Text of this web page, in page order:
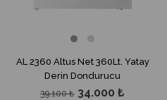
AL 2360 Altus Net 360Lt. Yatay
Derin Dondurucu
34.000 ₺
39.100 ₺